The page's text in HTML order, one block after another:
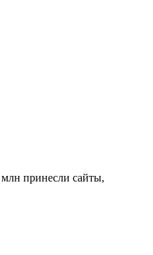
принесли сайты,